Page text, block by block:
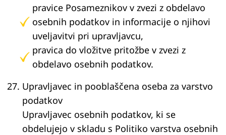
pravice Posameznikov v zvezi z obdelavo
osebnih podatkov in informacije o njihovi
uveljavitvi pri upravljavcu,
pravica do vložitve pritožbe v zvezi z
obdelavo osebnih podatkov.
Upravljavec in pooblaščena oseba za varstvo
podatkov
Upravljavec osebnih podatkov, ki se
obdelujejo v skladu s Politiko varstva osebnih